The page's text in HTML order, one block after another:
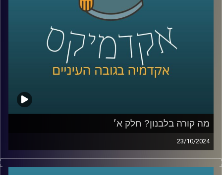
*הפרק הוקלט לפני התעצמות הלחימה אך מאוד רלוונטי כדי
להבין באמת איך הגענו למצב שבו אנחנו היום
קרדיט תמונות:AudioVersity
מה קורה בלבנון? חלק א׳
23/10/2024
מה לא נאמר כבר על שכנתנו מצפון לבנון?
אין ספק שיש לנו יחסים צוננים איתה שידעו עליות ומורדות,